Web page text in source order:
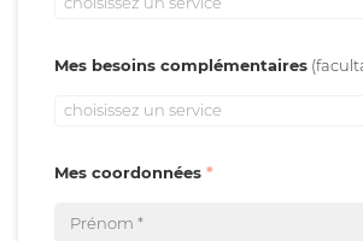
Mes besoins complémentaires
choisissez un service
Mes coordonnées